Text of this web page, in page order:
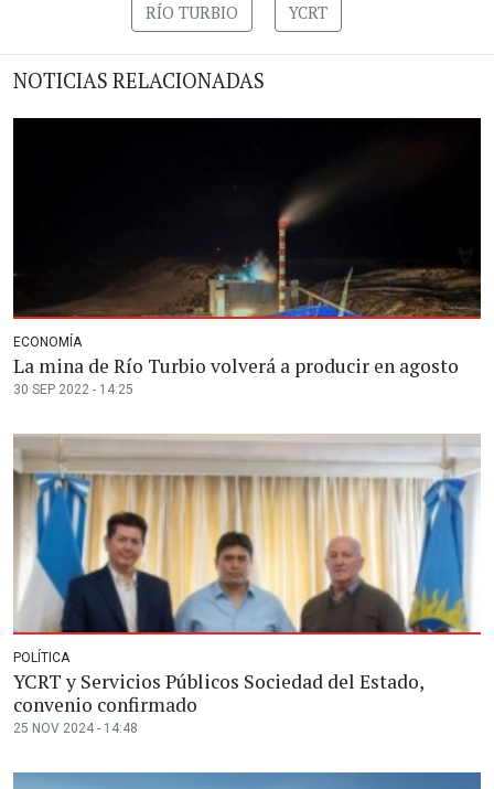
RÍO TURBIO YCRT
NOTICIAS RELACIONADAS
ECONOMÍA
La mina de Río Turbio volverá a producir en agosto
30 SEP 2022 - 14:25
POLÍTICA
YCRT y Servicios Públicos Sociedad del Estado,
convenio confirmado
25 NOV 2024 - 14:48